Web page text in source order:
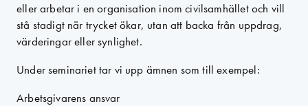
eller arbetar i en organisation inom civilsamhället och vill
stå stadigt när trycket ökar, utan att backa från uppdrag,
värderingar eller synlighet.
Under seminariet tar vi upp ämnen som till exempel:
Arbetsgivarens ansvar